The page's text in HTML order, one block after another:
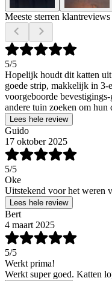
Meeste sterren klantreviews
5/5
Hopelijk houdt dit katten
goede strip, makkelijk in 3-
voorgeboorde
andere tuin zoeken om hun
Lees hele review
Guido
17 oktober 2025
5/5
Oke
Uitstekend voor het weren
Lees hele review
Bert
4 maart 2025
5/5
Werkt prima!
Werkt super goed. Katten